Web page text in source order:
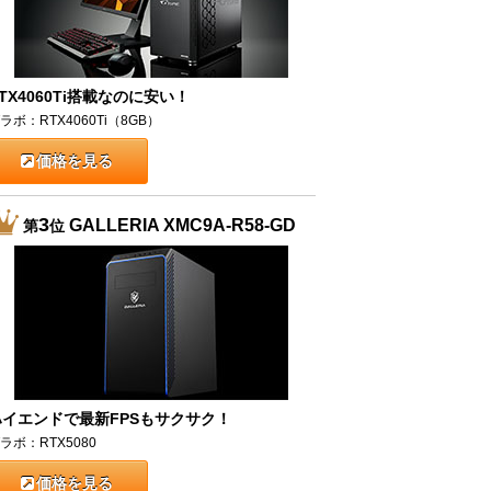
搭載なのに安い！
ボ：RTX4060Ti（8GB）
価格を見る
第3位GALLERIA XMC9A-R58-GD
エンドで最新FPSもサクサク！
ボ：RTX5080
価格を見る